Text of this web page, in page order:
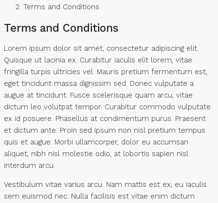
Terms and Conditions
Terms and Conditions
Lorem ipsum dolor sit amet, consectetur adipiscing elit.
Quisque ut lacinia ex. Curabitur iaculis elit lorem, vitae
fringilla turpis ultricies vel. Mauris pretium fermentum est,
eget tincidunt massa dignissim sed. Donec vulputate a
augue at tincidunt. Fusce scelerisque quam arcu, vitae
dictum leo volutpat tempor. Curabitur commodo vulputate
ex id posuere. Phasellus at condimentum purus. Praesent
et dictum ante. Proin sed ipsum non nisl pretium tempus
quis et augue. Morbi ullamcorper, dolor eu accumsan
aliquet, nibh nisl molestie odio, at lobortis sapien nisl
interdum arcu.
Vestibulum vitae varius arcu. Nam mattis est ex, eu iaculis
sem euismod nec. Nulla facilisis est vitae enim dictum